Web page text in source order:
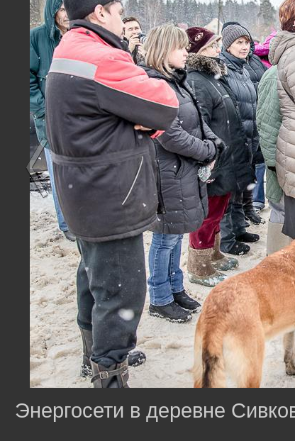
Энергосети в деревне